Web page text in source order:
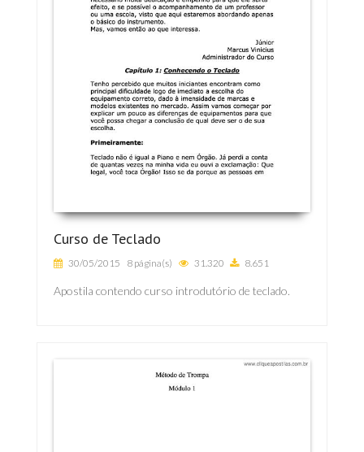
Curso de Teclado
30/05/2015 8 página(s) 31.320 8.651
Apostila contendo curso introdutório de teclado.